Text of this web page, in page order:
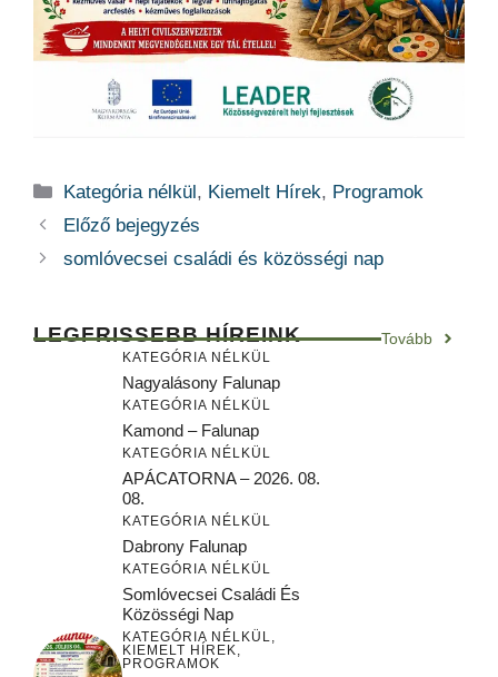
Kategória
Kategória nélkül, Kiemelt Hírek, Programok
Előző bejegyzés
somlóvecsei családi és közösségi nap
LEGFRISSEBB HÍREINK Tovább
KATEGÓRIA NÉLKÜL
Nagyalásony Falunap
KATEGÓRIA NÉLKÜL
Kamond – Falunap
KATEGÓRIA NÉLKÜL
APÁCATORNA – 2026. 08.
08.
KATEGÓRIA NÉLKÜL
Dabrony Falunap
KATEGÓRIA NÉLKÜL
Somlóvecsei Családi És
Közösségi Nap
KATEGÓRIA NÉLKÜL
KIEMELT HÍREK
PROGRAMOK